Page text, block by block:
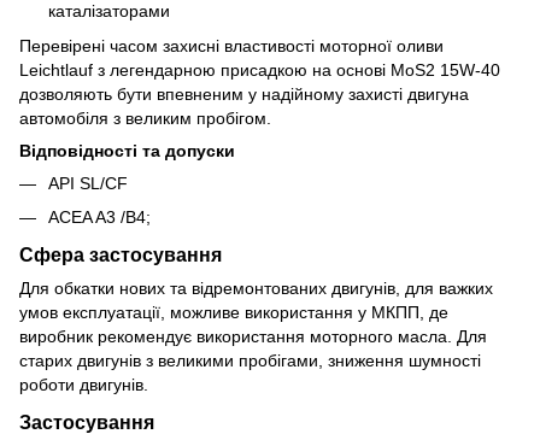
каталізаторами
Перевірені часом захисні властивості моторної оливи
Leichtlauf з легендарною присадкою на основі MoS2 15W-40
дозволяють бути впевненим у надійному захисті двигуна
автомобіля з великим пробігом.
Відповідності та допуски
API SL/CF
ACEA A3 /B4;
Сфера застосування
Для обкатки нових та відремонтованих двигунів, для важких
умов експлуатації, можливе використання у МКПП, де
виробник рекомендує використання моторного масла. Для
старих двигунів з великими пробігами, зниження шумності
роботи двигунів.
Застосування